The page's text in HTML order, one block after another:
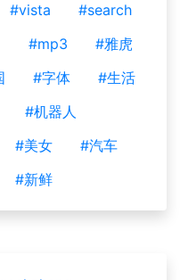
#vista
#search
#mp3
#雅虎
#字体
#生活
#机器人
#美女
#汽车
#新鲜